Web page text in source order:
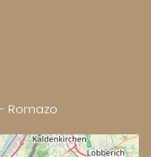
Romazo